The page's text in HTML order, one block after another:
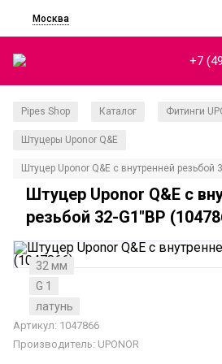
Москва
+7
Pipes Shop Каталог Фитинги
Штуцеры Uponor Q&E
Штуцер Uponor Q&E с внутренней резьбой
Штуцер Uponor Q&E с
резьбой 32-G1"ВР
32 мм
G 1
латунь
Артикул: 1047866
Производитель: UPONOR